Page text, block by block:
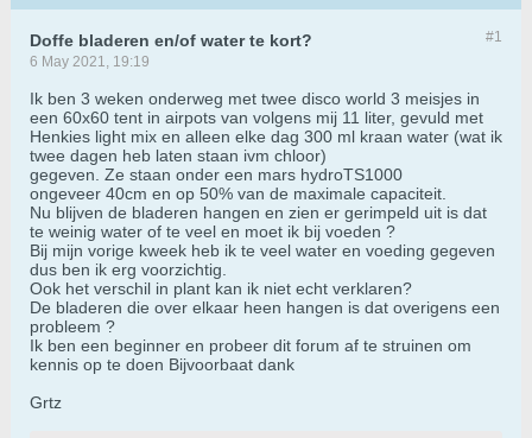
#1
Doffe bladeren en/of water te kort?
6 May 2021, 19:19
Ik ben 3 weken onderweg met twee disco world 3 meisjes in
een 60x60 tent in airpots van volgens mij 11 liter, gevuld met
Henkies light mix en alleen elke dag 300 ml kraan water (wat ik
twee dagen heb laten staan ivm chloor)
gegeven. Ze staan onder een mars hydroTS1000
ongeveer 40cm en op 50% van de maximale capaciteit.
Nu blijven de bladeren hangen en zien er gerimpeld uit is dat
te weinig water of te veel en moet ik bij voeden ?
Bij mijn vorige kweek heb ik te veel water en voeding gegeven
dus ben ik erg voorzichtig.
Ook het verschil in plant kan ik niet echt verklaren?
De bladeren die over elkaar heen hangen is dat overigens een
probleem ?
Ik ben een beginner en probeer dit forum af te struinen om
kennis op te doen Bijvoorbaat dank
Grtz